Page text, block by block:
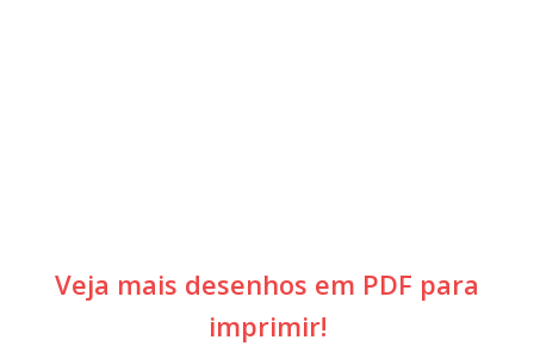
Veja mais desenhos em PDF para
imprimir!